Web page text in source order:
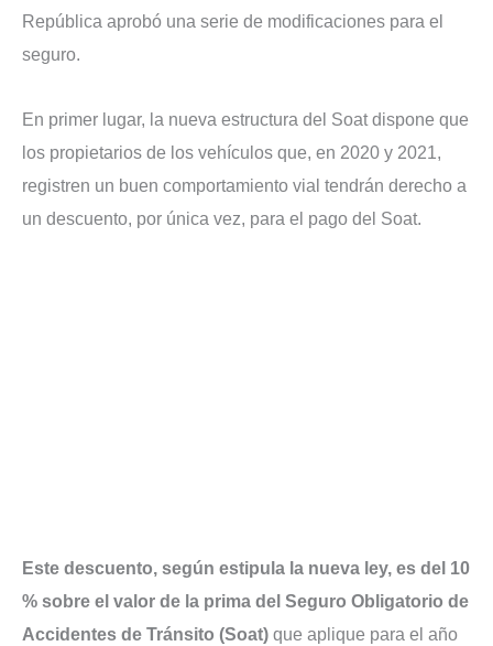
República aprobó una serie de modificaciones para el
seguro.
En primer lugar, la nueva estructura del Soat dispone que
los propietarios de los vehículos que, en 2020 y 2021,
registren un buen comportamiento vial tendrán derecho a
un descuento, por única vez, para el pago del Soat.
Este descuento, según estipula la nueva ley, es del 10
% sobre el valor de la prima del Seguro Obligatorio de
Accidentes de Tránsito (Soat) que aplique para el año